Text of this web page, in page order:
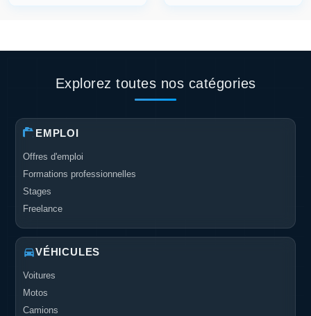
Explorez toutes nos catégories
EMPLOI
Offres d'emploi
Formations professionnelles
Stages
Freelance
VÉHICULES
Voitures
Motos
Camions